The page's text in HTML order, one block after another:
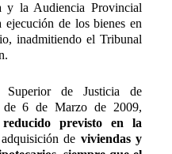
y la Audiencia Provincial
de los bienes en
inadmitiendo el Tribunal
Superior de Justicia de
de 6 de Marzo de 2009,
reducido previsto en la
de viviendas y